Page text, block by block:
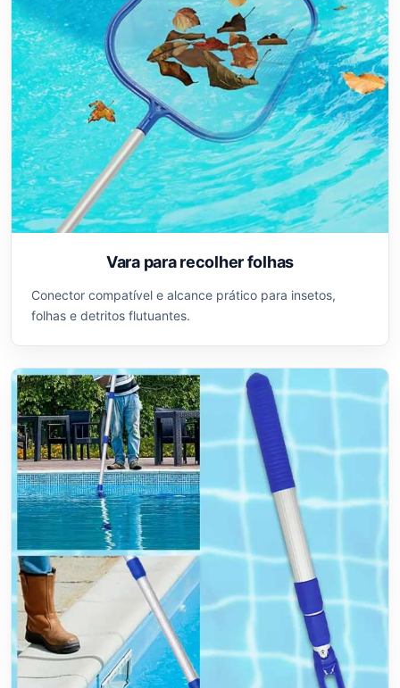
Vara para recolher folhas
Conector compatível e alcance prático para insetos,
folhas e detritos flutuantes.